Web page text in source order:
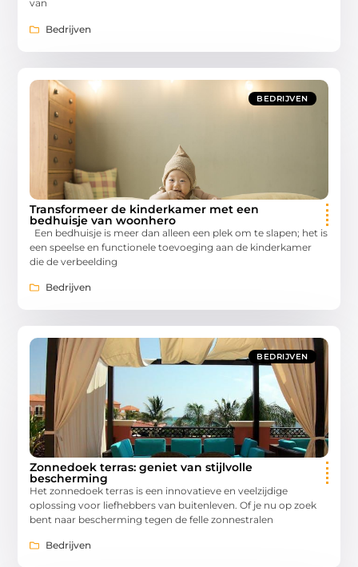
van
Bedrijven
BEDRIJVEN
Transformeer de kinderkamer met een
bedhuisje van woonhero
Een bedhuisje is meer dan alleen een plek om te slapen; het is
een speelse en functionele toevoeging aan de kinderkamer
die de verbeelding
Bedrijven
BEDRIJVEN
Zonnedoek terras: geniet van stijlvolle
bescherming
Het zonnedoek terras is een innovatieve en veelzijdige
oplossing voor liefhebbers van buitenleven. Of je nu op zoek
bent naar bescherming tegen de felle zonnestralen
Bedrijven